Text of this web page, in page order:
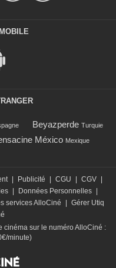
Beyazperde Turquie
México Mexique
| Publicité | CGU | CGV |
| Données Personnelles |
services AlloCiné | Gérer Utiq
cinéma sur le numéro AlloCiné :
minute)